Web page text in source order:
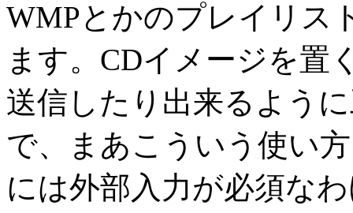
WMPとかのプレイリス
ます。CDイメージを置
送信したり出来るよう
で、まあこういう使い
には外部入力が必須な